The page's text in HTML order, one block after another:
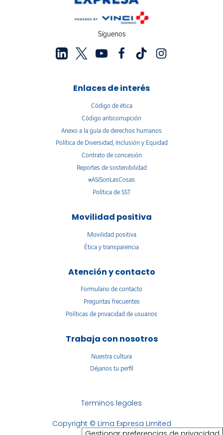
Síguenos
Enlaces de interés
Código de ética
Código anticorrupción
Anexo a la guía de derechos humanos
Política de Diversidad, Inclusión y Equidad
Contrato de concesión
Reportes de sostenibilidad
#ASíSonLasCosas
Política de SST
Movilidad positiva
Movilidad positiva
Ética y transparencia
Atención y contacto
Formulario de contacto
Preguntas frecuentes
Políticas de privacidad de usuarios
Trabaja con nosotros
Nuestra cultura
Déjanos tu perfil
Terminos legales
Copyright © Lima Expresa Limited